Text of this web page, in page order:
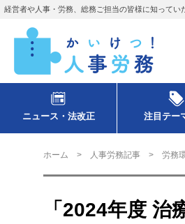
経営者や人事・労務、総務ご担当の皆様に知ってい
ニュース・法改正 注目テー
ホーム 人事労務記事 労務
「2024年度